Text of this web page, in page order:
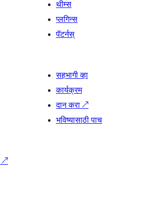
थीम्स
प्लगिन्स
पॅटर्नस्
सहभागी व्हा
कार्यक्रम
दान करा ↗
भविष्यासाठी पाच
↗